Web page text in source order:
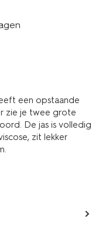
een opstaande
zie je twee grote
De jas is volledig
zit lekker